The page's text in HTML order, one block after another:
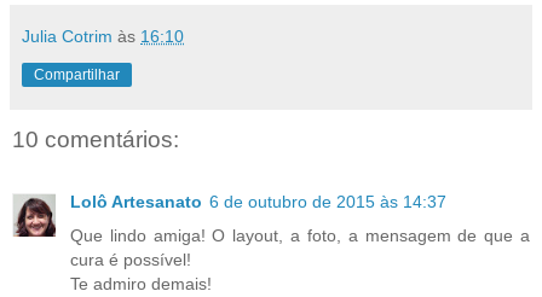
Julia Cotrim às 16:10
Compartilhar
10 comentários:
Lolô Artesanato 6 de outubro de 2015 às 14:37
Que lindo amiga! O layout, a foto, a mensagem de que a
cura é possível!
Te admiro demais!